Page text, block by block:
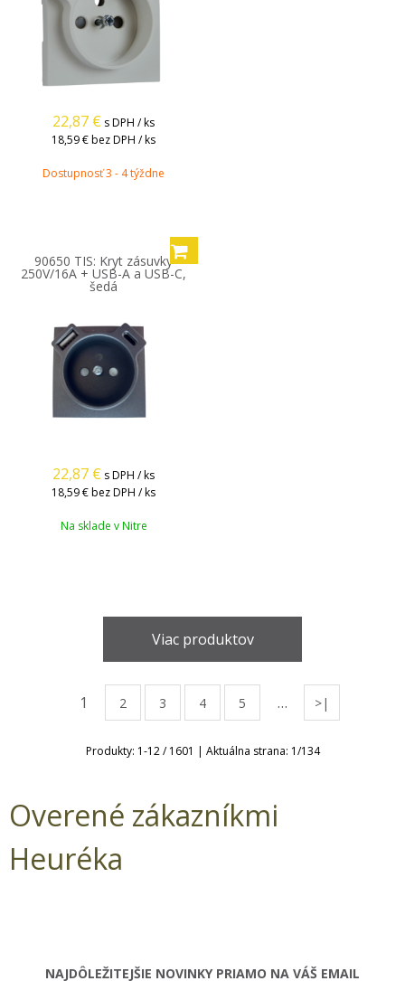
22,87 € s DPH / ks
18,59 €bez DPH / ks
Dostupnosť 3 - 4 týždne
90650 TIS: Kryt zásuvky
250V/16A + USB-A a USB-C,
šedá
22,87 € s DPH / ks
18,59 €bez DPH / ks
Na sklade v Nitre
Viac produktov
1 2 3 4 5 … >|
Produkty: 1-12/1601 | Aktuálna strana: 1/134
Overené zákazníkmi
Heuréka
NAJDÔLEŽITEJŠIE NOVINKY PRIAMO NA VÁŠ EMAIL